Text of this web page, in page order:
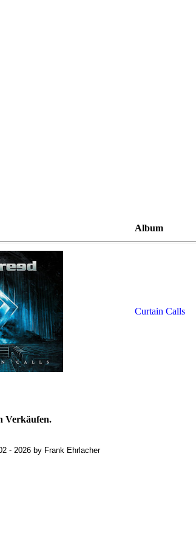
Album
Curtain Calls
Verkäufen.
- 2026 by Frank Ehrlacher